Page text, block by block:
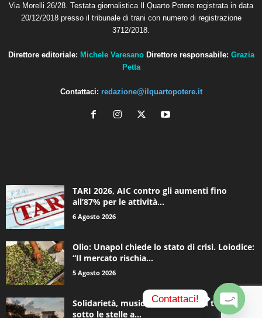
Via Morelli 26/28. Testata giornalistica Il Quarto Potere registrata in data
20/12/2018 presso il tribunale di trani con numero di registrazione
3712/2018.
Direttore editoriale: Michele Varesano Direttore responsabile: Grazia
Petta
Contattaci: redazione@ilquartopotere.it
TARI 2026, AIC contro gli aumenti fino
all’87% per le attività...
6 Agosto 2026
Olio: Unapol chiede lo stato di crisi. Loiodice:
“Il mercato rischia...
5 Agosto 2026
Solidarietà, musica e una notte in tenda
sotto le stelle a...
Contattaci!